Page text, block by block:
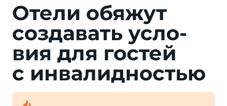
Отели обяжут
созда­вать усло­
вия для гостей
с инвалидностью